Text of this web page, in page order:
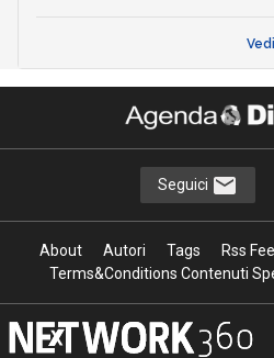
Seguici
About Autori Tags Rss
Terms&Conditions Contenuti